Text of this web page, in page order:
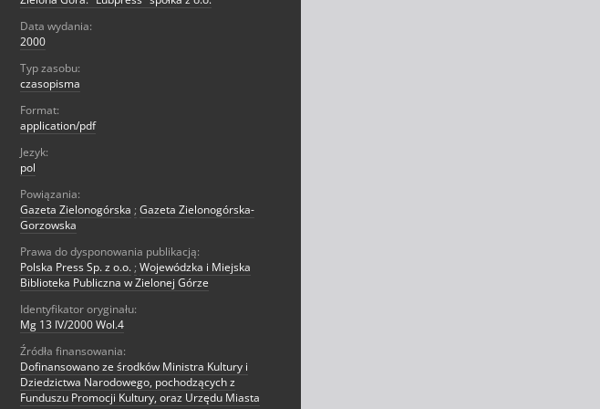
Data wydania:
2000
Typ zasobu:
czasopisma
Format:
application/pdf
Jezyk:
pol
Powiązania:
Gazeta Zielonogórska ; Gazeta Zielonogórska-
Gorzowska
Prawa do dysponowania publikacją:
Polska Press Sp. z o.o. ; Wojewódzka i Miejska
Biblioteka Publiczna w Zielonej Górze
Identyfikator oryginału:
Mg 13 IV/2000 Wol.4
Źródła finansowania:
Dofinansowano ze środków Ministra Kultury i
Dziedzictwa Narodowego, pochodzących z
Funduszu Promocji Kultury, oraz Urzędu Miasta